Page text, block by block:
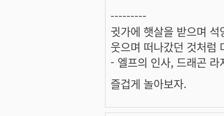
---------
귓가에 햇살을 받으며
웃으며 떠나갔던 것처럼
- 엘프의 인사, 드래곤 라
즐겁게 놀아보자.